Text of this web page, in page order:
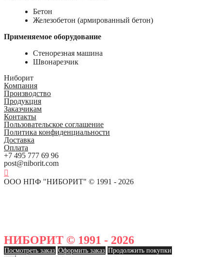
Бетон
Железобетон (армированный бетон)
Применяемое оборудование
Стенорезная машина
Швонарезчик
Ниборит
Компания
Производство
Продукция
Заказчикам
Контакты
Пользовательское соглашение
Политика конфиденциальности
Доставка
Оплата
+7 495 777 69 96
post@niborit.com
ООО НПФ "НИБОРИТ" © 1991 - 2026
НИБОРИТ © 1991 - 2026
Посмотреть заказ Оформить заказ Продолжить покупки